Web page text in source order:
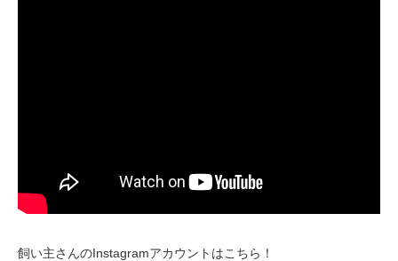
飼い主さんのInstagramアカウントはこちら！